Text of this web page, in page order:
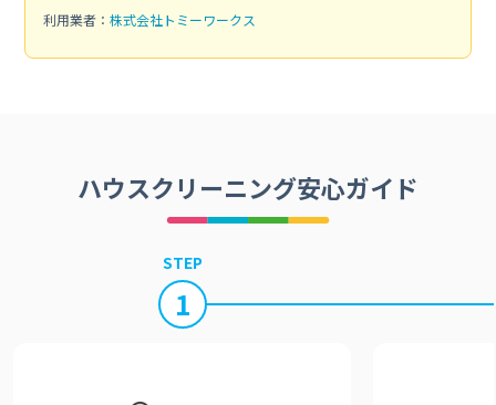
利用業者： 株式会社トミーワークス
ハウスクリーニング安心ガイド
STEP
1